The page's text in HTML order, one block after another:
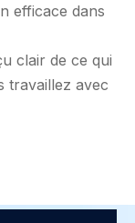
efficace dans
clair de ce qui
travaillez avec